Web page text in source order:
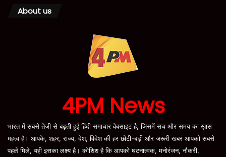
About us
4PM News
भारत में सबसे तेजी से बढ़ती हुई हिंदी समाचार वेबसाइट है, जिसमें सच और समय का ख़ास
महत्व है। आपके, शहर, राज्य, देश, विदेश की हर छोटी-बड़ी और जरूरी खबर आपको सबसे
पहले मिले, यही इसका लक्ष्य है। कोशिश है कि आपको घटनात्मक, मनोरंजन, नौकरी,